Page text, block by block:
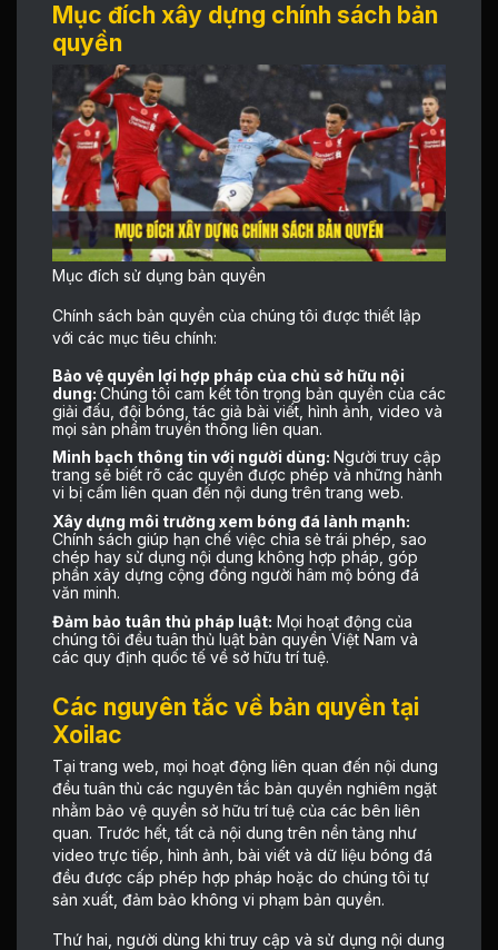
Mục đích xây dựng chính sách bản
quyền
Mục đích sử dụng bản quyền
Chính sách bản quyền của chúng tôi được thiết lập
với các mục tiêu chính:
Bảo vệ quyền lợi hợp pháp của chủ sở hữu nội
dung: Chúng tôi cam kết tôn trọng bản quyền của các
giải đấu, đội bóng, tác giả bài viết, hình ảnh, video và
mọi sản phẩm truyền thông liên quan.
Minh bạch thông tin với người dùng: Người truy cập
trang sẽ biết rõ các quyền được phép và những hành
vi bị cấm liên quan đến nội dung trên trang web.
Xây dựng môi trường xem bóng đá lành mạnh:
Chính sách giúp hạn chế việc chia sẻ trái phép, sao
chép hay sử dụng nội dung không hợp pháp, góp
phần xây dựng cộng đồng người hâm mộ bóng đá
văn minh.
Đảm bảo tuân thủ pháp luật: Mọi hoạt động của
chúng tôi đều tuân thủ luật bản quyền Việt Nam và
các quy định quốc tế về sở hữu trí tuệ.
Các nguyên tắc về bản quyền tại
Xoilac
Tại trang web, mọi hoạt động liên quan đến nội dung
đều tuân thủ các nguyên tắc bản quyền nghiêm ngặt
nhằm bảo vệ quyền sở hữu trí tuệ của các bên liên
quan. Trước hết, tất cả nội dung trên nền tảng như
video trực tiếp, hình ảnh, bài viết và dữ liệu bóng đá
đều được cấp phép hợp pháp hoặc do chúng tôi tự
sản xuất, đảm bảo không vi phạm bản quyền.
Thứ hai, người dùng khi truy cập và sử dụng nội dung